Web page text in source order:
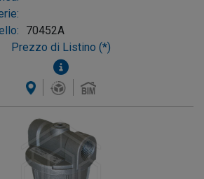
riscaldamento
idrico sicuro, Watts
soluzioni affidabili e
per soddisfare le
del mercato globale.
70452A
Prezzo di Listino (*)